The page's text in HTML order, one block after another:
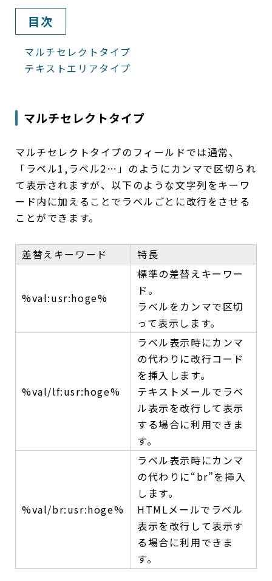
目次
マルチセレクトタイプ
テキストエリアタイプ
マルチセレクトタイプ
マルチセレクトタイプのフィールドでは通常、
「ラベル1,ラベル2…」のようにカンマで区切られ
て表示されますが、以下のような文字列をキーワ
ード内に加えることでラベルごとに改行をさせる
ことができます。
差替えキーワード 特長
%val:usr:hoge%
標準の差替えキーワー
ド。
ラベルをカンマで区切
って表示します。
%val/lf:usr:hoge%
ラベル表示時にカンマ
の代わりに改行コード
を挿入します。
テキストメールでラベ
ル表示を改行して表示
する場合に利用できま
す。
%val/br:usr:hoge%
ラベル表示時にカンマ
の代わりに“br”を挿入
します。
HTMLメールでラベル
表示を改行して表示す
る場合に利用できま
す。